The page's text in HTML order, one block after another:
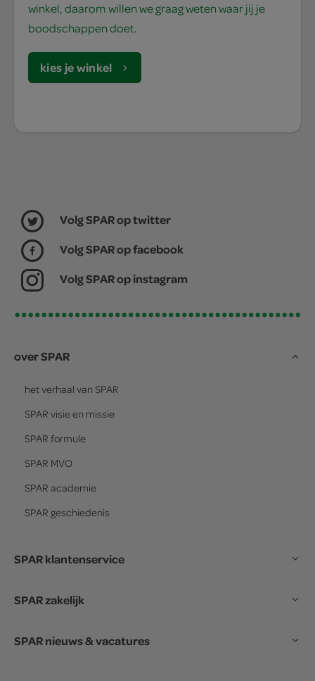
winkel, daarom willen we graag weten waar jij je
boodschappen doet.
kies je winkel
Volg SPAR op twitter
Volg SPAR op facebook
Volg SPAR op instagram
over SPAR
het verhaal van SPAR
SPAR visie en missie
SPAR formule
SPAR MVO
SPAR academie
SPAR geschiedenis
SPAR klantenservice
SPAR zakelijk
SPAR nieuws & vacatures